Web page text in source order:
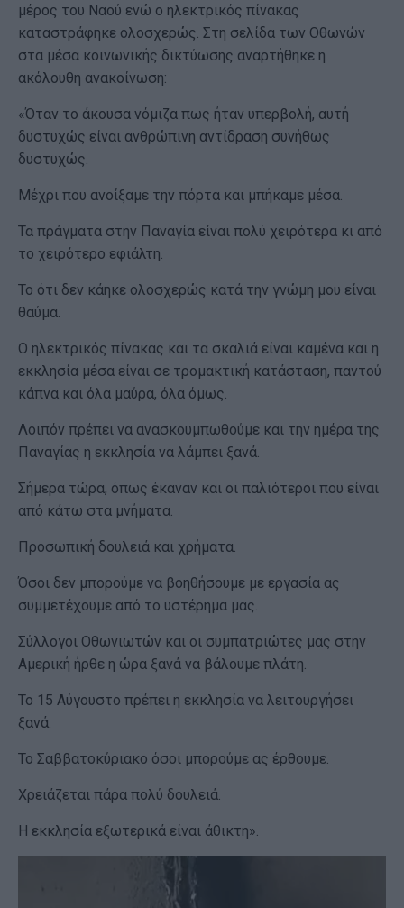
μέρος του Ναού ενώ ο ηλεκτρικός πίνακας
καταστράφηκε ολοσχερώς. Στη σελίδα των Οθωνών
στα μέσα κοινωνικής δικτύωσης αναρτήθηκε η
ακόλουθη ανακοίνωση:
«Όταν το άκουσα νόμιζα πως ήταν υπερβολή, αυτή
δυστυχώς είναι ανθρώπινη αντίδραση συνήθως
δυστυχώς.
Μέχρι που ανοίξαμε την πόρτα και μπήκαμε μέσα.
Τα πράγματα στην Παναγία είναι πολύ χειρότερα κι από
το χειρότερο εφιάλτη.
Το ότι δεν κάηκε ολοσχερώς κατά την γνώμη μου είναι
θαύμα.
Ο ηλεκτρικός πίνακας και τα σκαλιά είναι καμένα και η
εκκλησία μέσα είναι σε τρομακτική κατάσταση, παντού
κάπνα και όλα μαύρα, όλα όμως.
Λοιπόν πρέπει να ανασκουμπωθούμε και την ημέρα της
Παναγίας η εκκλησία να λάμπει ξανά.
Σήμερα τώρα, όπως έκαναν και οι παλιότεροι που είναι
από κάτω στα μνήματα.
Προσωπική δουλειά και χρήματα.
Όσοι δεν μπορούμε να βοηθήσουμε με εργασία ας
συμμετέχουμε από το υστέρημα μας.
Σύλλογοι Οθωνιωτών και οι συμπατριώτες μας στην
Αμερική ήρθε η ώρα ξανά να βάλουμε πλάτη.
Το 15 Αύγουστο πρέπει η εκκλησία να λειτουργήσει
ξανά.
Το Σαββατοκύριακο όσοι μπορούμε ας έρθουμε.
Χρειάζεται πάρα πολύ δουλειά.
Η εκκλησία εξωτερικά είναι άθικτη».